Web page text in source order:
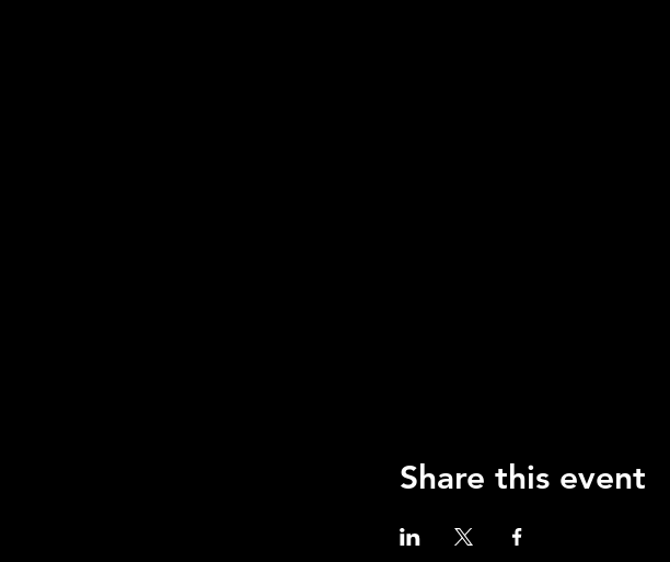
Share this event